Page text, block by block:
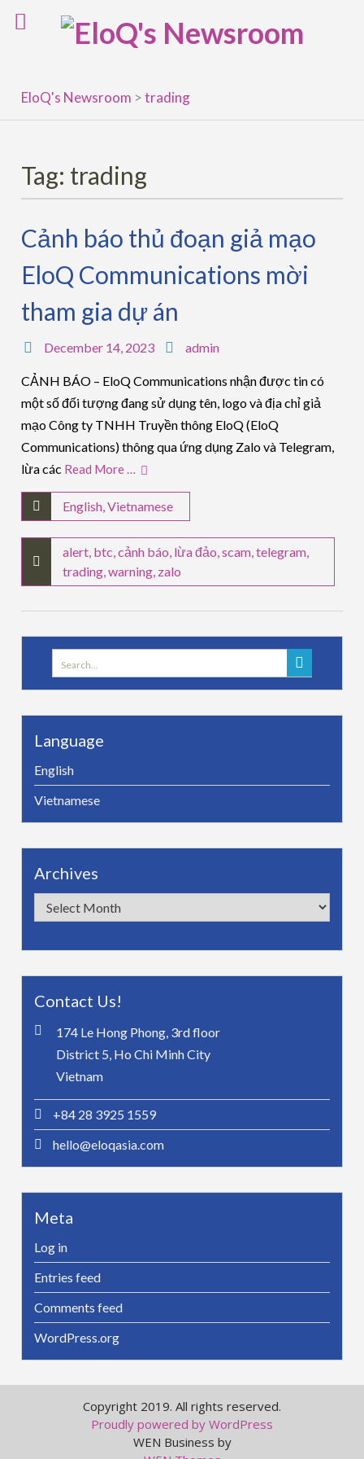
EloQ's Newsroom >trading
Tag: trading
Cảnh báo thủ đoạn giả mạo
EloQ Communications mời
tham gia dự án
December 14, 2023 admin
CẢNH BÁO – EloQ Communications nhận được tin có
một số đối tượng đang sử dụng tên, logo và địa chỉ giả
mạo Công ty TNHH Truyền thông EloQ (EloQ
Communications) thông qua ứng dụng Zalo và Telegram,
lừa các Read More …
English,Vietnamese
alert, btc,cảnh báo, lừa đảo,scam,telegram,
trading,warning, zalo
Search
for:
Language
English
Vietnamese
Archives
Archives
Contact Us!
174 Le Hong Phong, 3rd floor
District 5, Ho Chi Minh City
Vietnam
+84 28 3925 1559
hello@eloqasia.com
Meta
Log in
Entries feed
Comments feed
WordPress.org
Copyright 2019. All rights reserved.
Proudly powered by WordPress
WEN Business by